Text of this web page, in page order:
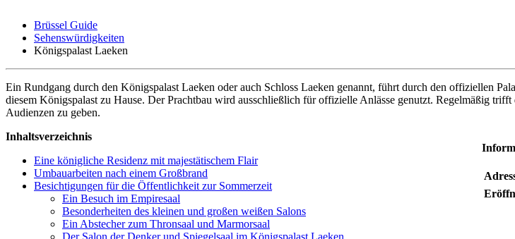
Brüssel Guide
Sehenswürdigkeiten
Königspalast Laeken
Ein Rundgang durch den Königspalast Laeken oder auch Schloss Laeken genannt, führt durch den offiziellen
diesem Königspalast zu Hause. Der Prachtbau wird ausschließlich für offizielle Anlässe genutzt. Regelmäßig
Audienzen zu geben.
Inhaltsverzeichnis
Eine königliche Residenz mit majestätischem Flair
Umbauarbeiten nach einem Großbrand
Besichtigungen für die Öffentlichkeit zur Sommerzeit
Ein Besuch im Empiresaal
Besonderheiten des kleinen und großen weißen Salons
Ein Abstecher zum Thronsaal und Marmorsaal
Der Salon der Denker und Spiegelsaal im Königspalast Laeken